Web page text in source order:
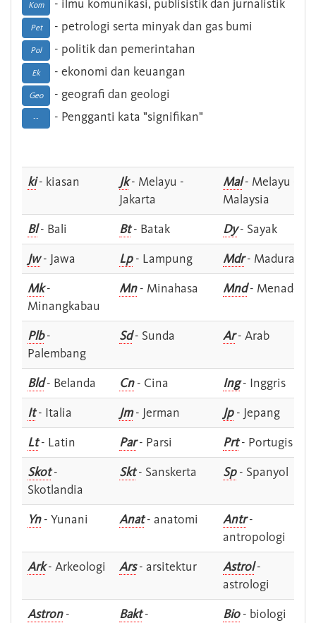
Kom - ilmu komunikasi, publisistik dan jurnalistik
Pet - petrologi serta minyak dan gas bumi
Pol - politik dan pemerintahan
Ek - ekonomi dan keuangan
Geo - geografi dan geologi
-- - Pengganti kata "signifikan"
ki- kiasan Jk- Melayu -
Jakarta
Mal- Melayu -
Malaysia
Bl- Bali Bt- Batak Dy- Sayak
Jw- Jawa Lp- Lampung Mdr- Madura
Mk-
Minangkabau
Mn- Minahasa Mnd- Menado
Plb-
Palembang
Sd- Sunda Ar- Arab
Bld- Belanda Cn- Cina Ing- Inggris
It- Italia Jm- Jerman Jp- Jepang
Lt- Latin Par- Parsi Prt- Portugis
Skot-
Skotlandia
Skt- Sanskerta Sp- Spanyol
Yn- Yunani Anat- anatomi Antr-
antropologi
Ark- Arkeologi Ars- arsitektur Astrol-
astrologi
Astron-
Bakt-
Bio- biologi